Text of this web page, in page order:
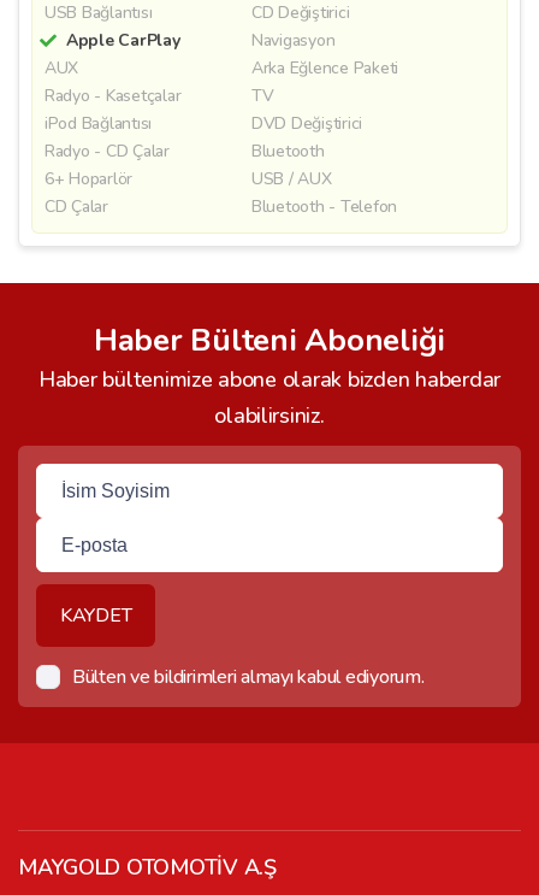
USB Bağlantısı
CD Değiştirici
Apple CarPlay
Navigasyon
AUX
Arka Eğlence Paketi
Radyo - Kasetçalar
TV
iPod Bağlantısı
DVD Değiştirici
Radyo - CD Çalar
Bluetooth
6+ Hoparlör
USB / AUX
CD Çalar
Bluetooth - Telefon
Haber Bülteni Aboneliği
Haber bültenimize abone olarak bizden haberdar
olabilirsiniz.
KAYDET
Bülten ve bildirimleri almayı kabul ediyorum.
MAYGOLD OTOMOTİV A.Ş